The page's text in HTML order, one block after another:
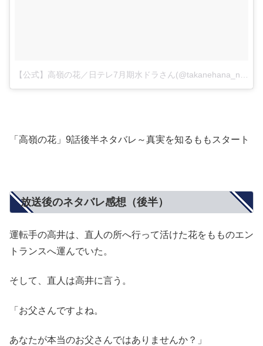
【公式】高嶺の花／日テレ7月期水ドラさん(@takanehana_ntv)がシェアした投稿
「高嶺の花」9話後半ネタバレ～真実を知るももスタート
放送後のネタバレ感想（後半）
運転手の高井は、直人の所へ行って活けた花をもものエン
トランスへ運んでいた。
そして、直人は高井に言う。
「お父さんですよね。
あなたが本当のお父さんではありませんか？」